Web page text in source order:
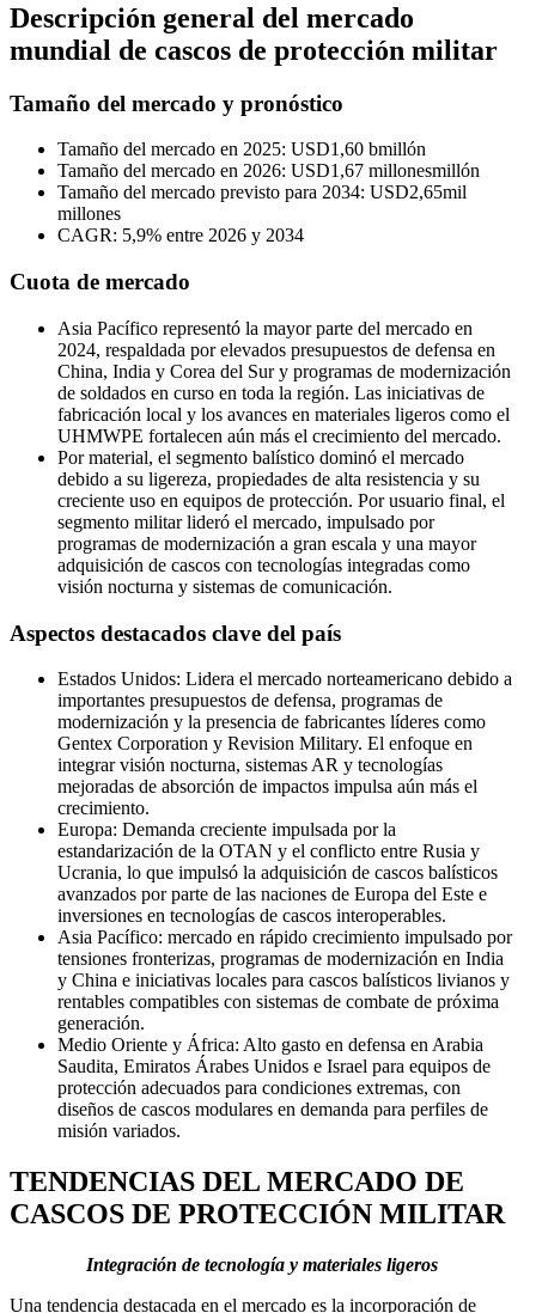
Descripción general del mercado
mundial de cascos de protección militar
Tamaño del mercado y pronóstico
Tamaño del mercado en 2025: USD1,60 bmillón
Tamaño del mercado en 2026: USD1,67 millonesmillón
Tamaño del mercado previsto para 2034: USD2,65mil
millones
CAGR: 5,9% entre 2026 y 2034
Cuota de mercado
Asia Pacífico representó la mayor parte del mercado en
2024, respaldada por elevados presupuestos de defensa en
China, India y Corea del Sur y programas de modernización
de soldados en curso en toda la región. Las iniciativas de
fabricación local y los avances en materiales ligeros como el
UHMWPE fortalecen aún más el crecimiento del mercado.
Por material, el segmento balístico dominó el mercado
debido a su ligereza, propiedades de alta resistencia y su
creciente uso en equipos de protección. Por usuario final, el
segmento militar lideró el mercado, impulsado por
programas de modernización a gran escala y una mayor
adquisición de cascos con tecnologías integradas como
visión nocturna y sistemas de comunicación.
Aspectos destacados clave del país
Estados Unidos: Lidera el mercado norteamericano debido a
importantes presupuestos de defensa, programas de
modernización y la presencia de fabricantes líderes como
Gentex Corporation y Revision Military. El enfoque en
integrar visión nocturna, sistemas AR y tecnologías
mejoradas de absorción de impactos impulsa aún más el
crecimiento.
Europa: Demanda creciente impulsada por la
estandarización de la OTAN y el conflicto entre Rusia y
Ucrania, lo que impulsó la adquisición de cascos balísticos
avanzados por parte de las naciones de Europa del Este e
inversiones en tecnologías de cascos interoperables.
Asia Pacífico: mercado en rápido crecimiento impulsado por
tensiones fronterizas, programas de modernización en India
y China e iniciativas locales para cascos balísticos livianos y
rentables compatibles con sistemas de combate de próxima
generación.
Medio Oriente y África: Alto gasto en defensa en Arabia
Saudita, Emiratos Árabes Unidos e Israel para equipos de
protección adecuados para condiciones extremas, con
diseños de cascos modulares en demanda para perfiles de
misión variados.
TENDENCIAS DEL MERCADO DE
CASCOS DE PROTECCIÓN MILITAR
Integración de tecnología y materiales ligeros
Una tendencia destacada en el mercado es la incorporación de